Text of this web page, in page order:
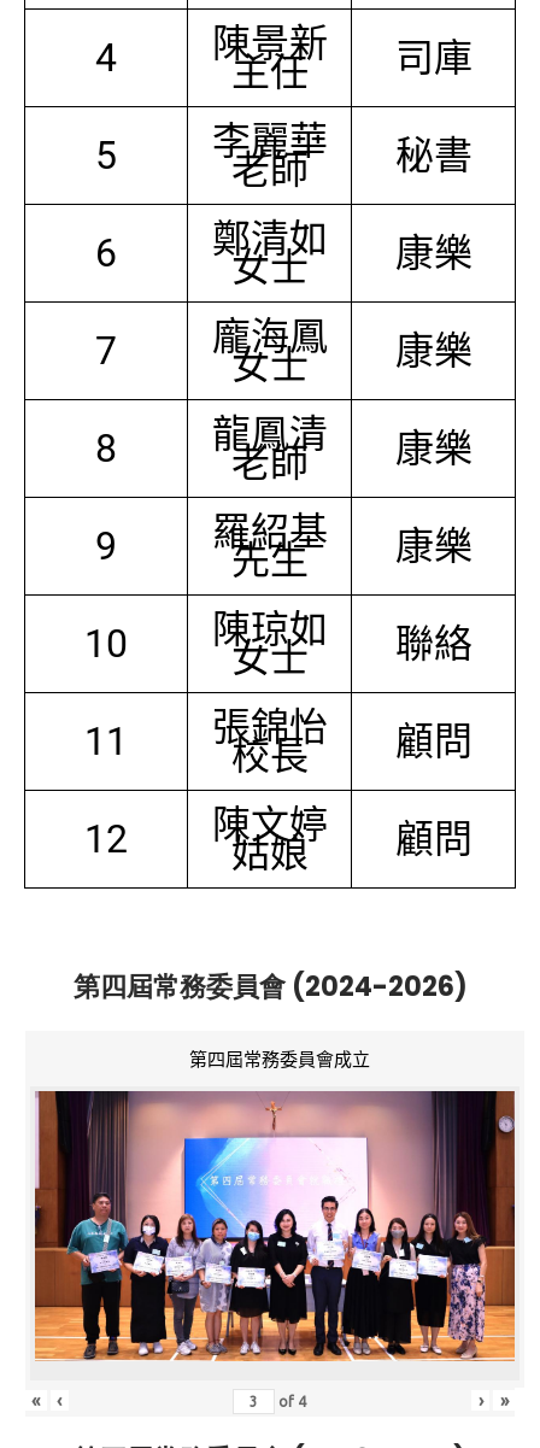
4 陳景新
主任 司庫
5 李麗華
老師 秘書
6 鄭清如
女士 康樂
7 龐海鳳
女士 康樂
8 龍鳳清
老師 康樂
9 羅紹基
先生 康樂
10 陳琼如
女士 聯絡
11 張錦怡
校長 顧問
12 陳文婷
姑娘 顧問
第四屆常務委員會 (2024-2026)
第四屆常務委員會成立
« ‹ of 4 › »